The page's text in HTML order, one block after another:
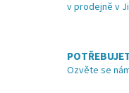
v prodejně v
Ozvěte se